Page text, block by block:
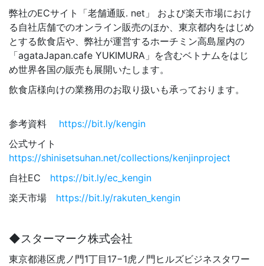
弊社のECサイト「老舗通販. net」 および楽天市場におけ
る自社店舗でのオンライン販売のほか、東京都内をはじめ
とする飲食店や、弊社が運営するホーチミン高島屋内の
「agataJapan.cafe YUKIMURA」を含むベトナムをはじ
め世界各国の販売も展開いたします。
飲食店様向けの業務用のお取り扱いも承っております。
参考資料
https://bit.ly/kengin
公式サイト
https://shinisetsuhan.net/collections/kenjinproject
自社EC https://bit.ly/ec_kengin
楽天市場 https://bit.ly/rakuten_kengin
◆スターマーク株式会社
東京都港区虎ノ門1丁目17−1虎ノ門ヒルズビジネスタワー